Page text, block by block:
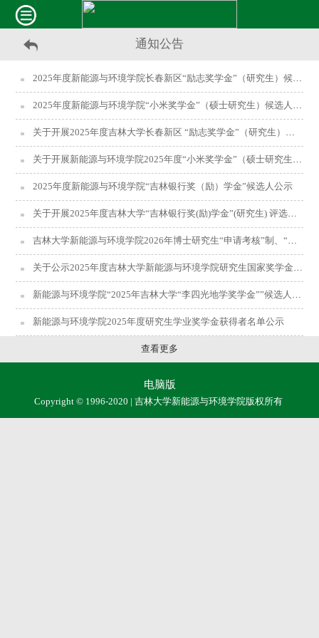
通知公告
2025年度新能源与环境学院长春新区“励志奖学金”（研究生）候选人公示
2025年度新能源与环境学院“小米奖学金”（硕士研究生）候选人公示
关于开展2025年度吉林大学长春新区 “励志奖学金”（研究生）评选工作的通知
关于开展新能源与环境学院2025年度“小米奖学金”（硕士研究生）评选工作的通知
2025年度新能源与环境学院“吉林银行奖（励）学金”候选人公示
关于开展2025年度吉林大学“吉林银行奖(励)学金”(研究生) 评选工作的通知
吉林大学新能源与环境学院2026年博士研究生“申请考核”制、“硕博连读”制招生实施细则
关于公示2025年度吉林大学新能源与环境学院研究生国家奖学金拟获奖人选的通知（补充）
新能源与环境学院“2025年吉林大学“李四光地学奖学金””候选人公示
新能源与环境学院2025年度研究生学业奖学金获得者名单公示
查看更多
电脑版
Copyright © 1996-2020 | 吉林大学新能源与环境学院版权所有